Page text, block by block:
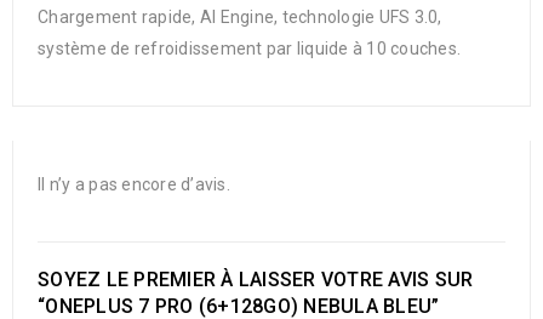
Chargement rapide, AI Engine, technologie UFS 3.0,
système de refroidissement par liquide à 10 couches.
Il n’y a pas encore d’avis.
SOYEZ LE PREMIER À LAISSER VOTRE AVIS SUR
“ONEPLUS 7 PRO (6+128GO) NEBULA BLEU”